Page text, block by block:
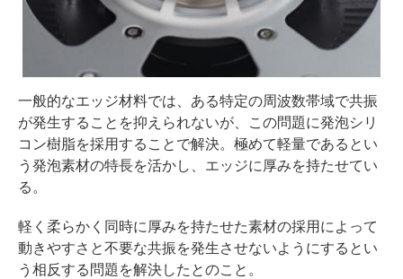
一般的なエッジ材料では、ある特定の周波数帯域で共振
が発生することを抑えられないが、この問題に発泡シリ
コン樹脂を採用することで解決。極めて軽量であるとい
う発泡素材の特長を活かし、エッジに厚みを持たせてい
る。
軽く柔らかく同時に厚みを持たせた素材の採用によって
動きやすさと不要な共振を発生させないようにするとい
う相反する問題を解決したとのこと。